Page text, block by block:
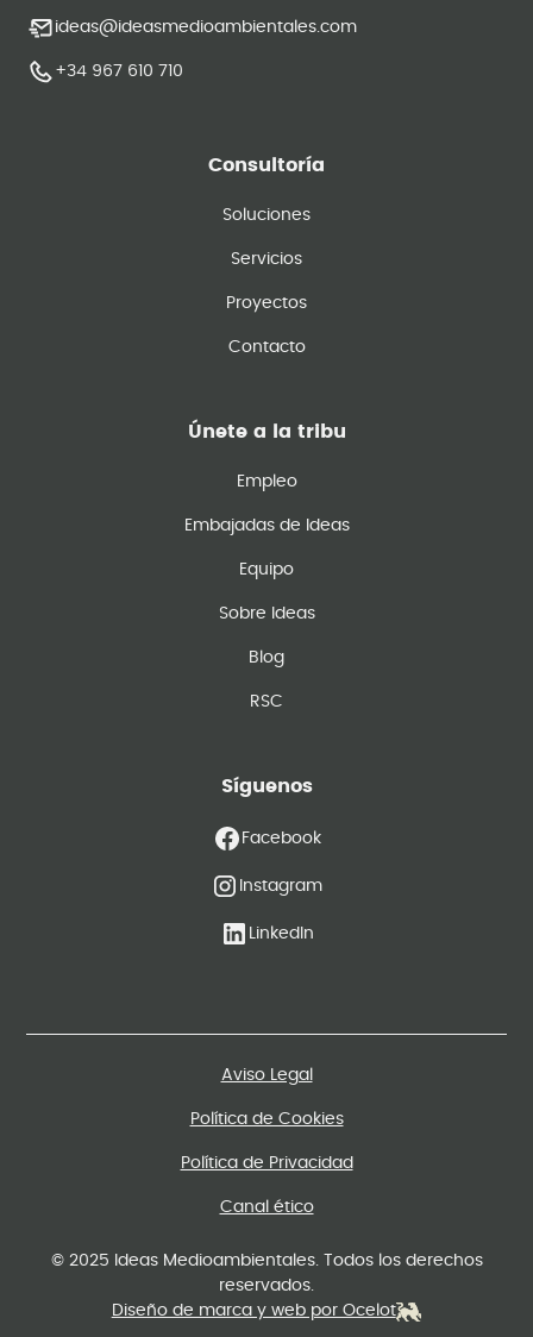
ideas@ideasmedioambientales.com
+34 967 610 710
Consultoría
Soluciones
Servicios
Proyectos
Contacto
Únete a la tribu
Empleo
Embajadas de Ideas
Equipo
Sobre Ideas
Blog
RSC
Síguenos
Facebook
Instagram
LinkedIn
© 2025 Ideas Medioambientales. Todos los derechos
reservados.
Diseño de marca y web por Ocelot
Aviso Legal
Política de Cookies
Política de Privacidad
Canal ético